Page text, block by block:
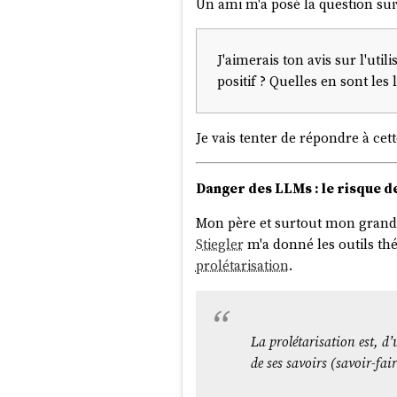
Quelques observations
Fortran et Cobol : Je
toujours été devant. J'ai
1 à partir de 1980.
J'observe que quand j'ai
Ada: Je ne m'attendais
: C'est impressionnant
Perl: Il a eu sa petite
J'aimerais ton avis sur
positif ? Quelles en sont les
Je vais tenter de répondre à
Danger des LLMs : le risque
Mon père et surtout mon
Stieglerm'a donné les outils
prolétarisation.
La prolétarisation est,
de ses savoirs (savoir-